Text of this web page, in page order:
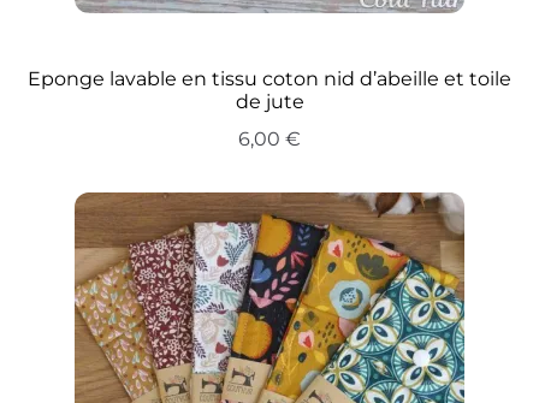
Eponge lavable en tissu coton nid d’abeille et toile
de jute
6,00 €